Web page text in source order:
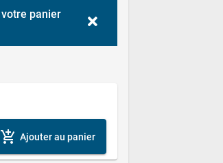
panier
add_shopping_cart Ajouter au panier